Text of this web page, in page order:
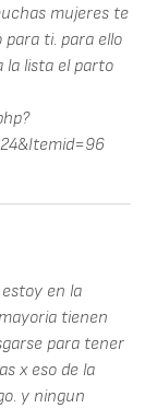
mujeres te
ti. para ello
la lista el parto
en la
tienen
para tener
x eso de la
y ningun